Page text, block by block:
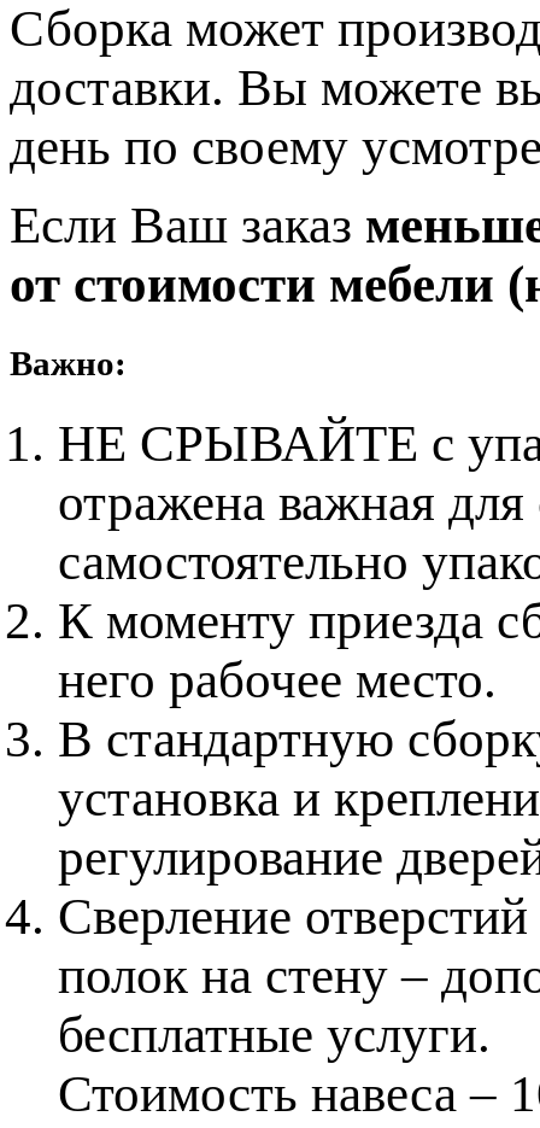
Сборка может
доставки. Вы можете
день по своему
Если Ваш заказ
от стоимости мебели
Важно:
НЕ СРЫВАЙТЕ с
отражена важная
самостоятельно
К моменту приезда
него рабочее место.
В стандартную
установка и
регулирование
Сверление
полок на стену –
бесплатные услуги.
Стоимость навеса –